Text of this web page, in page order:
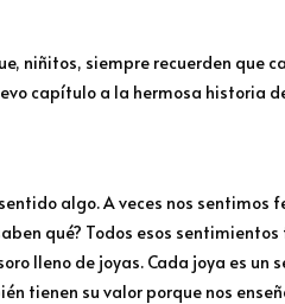
niñitos, siempre recuerden que
capítulo a la hermosa historia
algo. A veces nos sentimos
qué? Todos esos
lleno de joyas. Cada joya es un
tienen su valor porque nos